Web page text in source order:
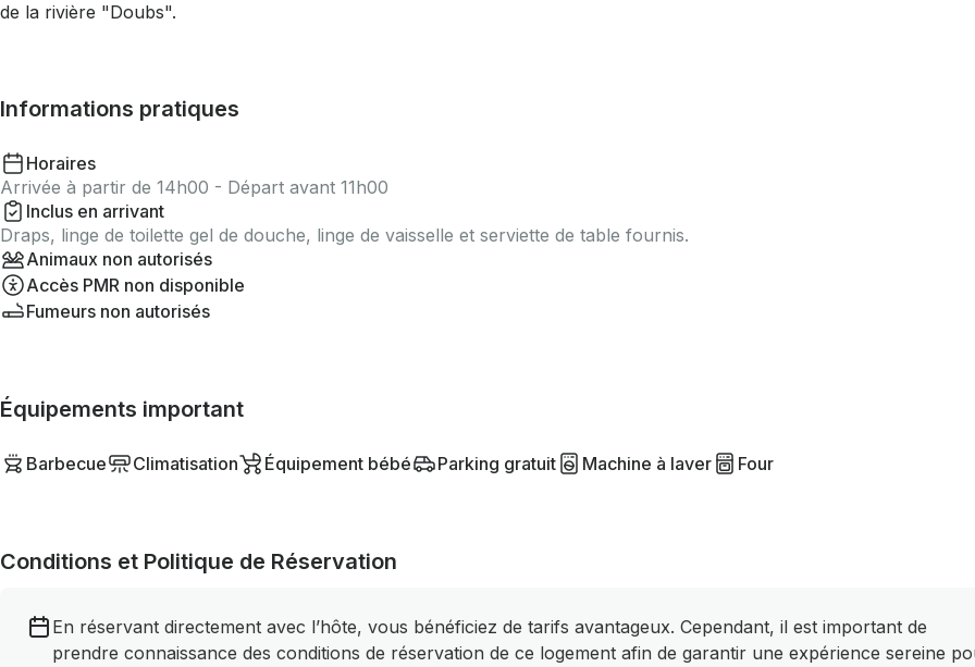
de la rivière "Doubs".
Informations pratiques
Horaires
Arrivée à partir de 14h00 - Départ avant 11h00
Inclus en arrivant
Draps, linge de toilette gel de douche, linge de vaisselle et serviette de table fournis.
Animaux non autorisés
Accès PMR non disponible
Fumeurs non autorisés
Équipements important
Barbecue Climatisation Équipement bébé Parking gratuit Machine à laver Four
Conditions et Politique de Réservation
En réservant directement avec l’hôte, vous bénéficiez de tarifs avantageux. Cependant, il est important de
prendre connaissance des conditions de réservation de ce logement afin de garantir une expérience sereine